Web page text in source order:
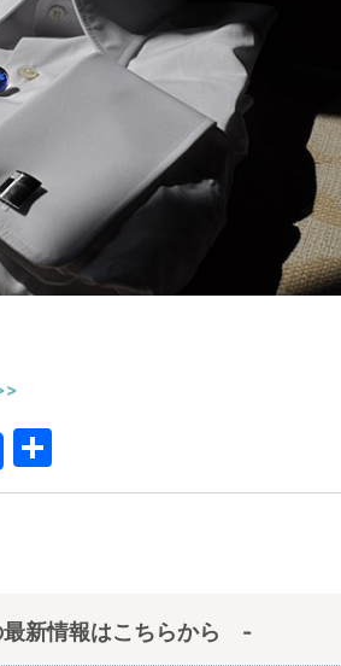
有
新情報はこちらから -